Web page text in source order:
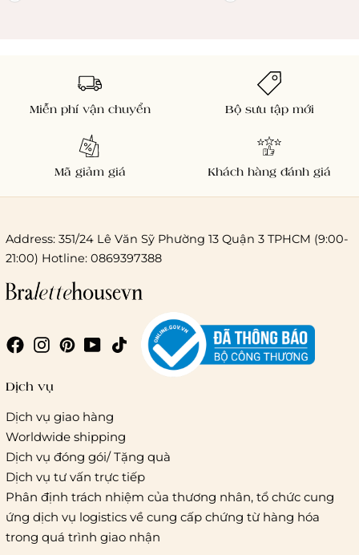
Chi phí giao hàng
Giao hàng trong ngày (hoả tốc)
Giao hàng tiêu chuẩn:
Hồ Chí Minh:
Áp dụng theo bảng giá cước của ĐVVC
Vietelpost/ Giaohangtietkiem và 1 số đối tác vận chuyển
Hà Nội và các tỉnh thành khác:
Áp dụng theo bảng giá
cước của ĐVVC Vietelpost/ Giaohangtietkiem... và 1 số đối
Miễn phí vận chuyển Bộ sưu tập mới
Mã giảm giá Khách hàng đánh giá
Address: 351/24 Lê Văn Sỹ Phường 13 Quận 3 TPHCM (9:00-
21:00) Hotline: 0869397388
Dịch vụ
Dịch vụ giao hàng
Worldwide shipping
Dịch vụ đóng gói/ Tặng quà
Dịch vụ tư vấn trực tiếp
Phân định trách nhiệm của thương nhân, tổ chức cung
ứng dịch vụ logistics về cung cấp chứng từ hàng hóa
trong quá trình giao nhận